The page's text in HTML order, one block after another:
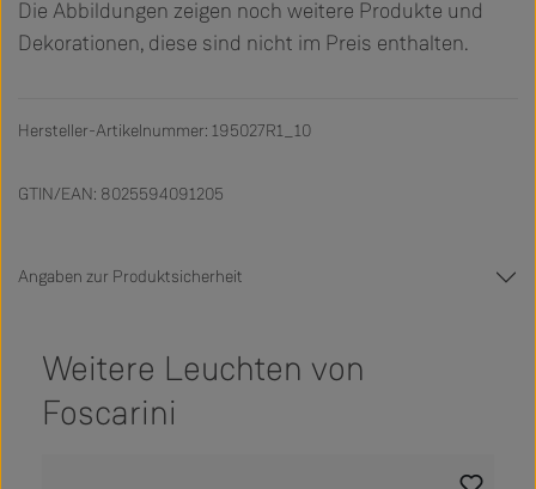
Die Abbildungen zeigen noch weitere Produkte und
Dekorationen, diese sind nicht im Preis enthalten.
Hersteller-Artikelnummer: 195027R1_10
GTIN/EAN: 8025594091205
Angaben zur Produktsicherheit
Weitere Leuchten von
Foscarini